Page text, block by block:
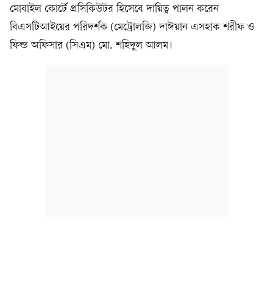
মোবাইল কোর্টে প্রসিকিউটর হিসেবে দায়িত্ব পালন করেন
বিএসটিআইয়ের পরিদর্শক (মেট্রোলজি) দাঈয়ান এসহাক শরীফ ও
ফিল্ড অফিসার (সিএম) মো. শহিদুল আলম।